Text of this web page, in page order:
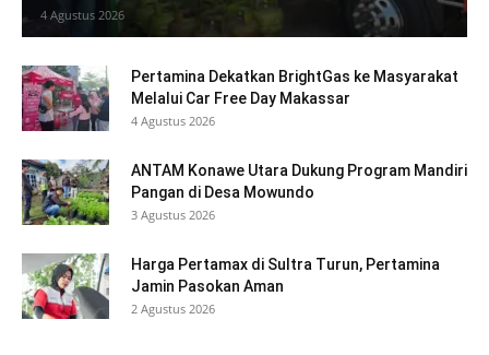
4 Agustus 2026
Pertamina Dekatkan BrightGas ke Masyarakat
Melalui Car Free Day Makassar
4 Agustus 2026
ANTAM Konawe Utara Dukung Program Mandiri
Pangan di Desa Mowundo
3 Agustus 2026
Harga Pertamax di Sultra Turun, Pertamina
Jamin Pasokan Aman
2 Agustus 2026